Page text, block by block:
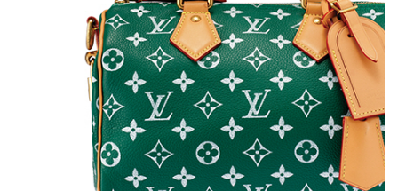
댓글 남기기 로그인 을 해야 댓글을 남길 수 있습니다.